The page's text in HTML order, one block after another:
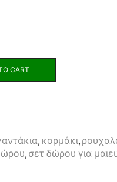
CART
, κορμάκι,
, σετ δώρου για